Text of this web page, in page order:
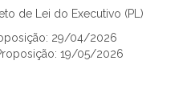
de Lei do Executivo (PL)
29/04/2026
19/05/2026